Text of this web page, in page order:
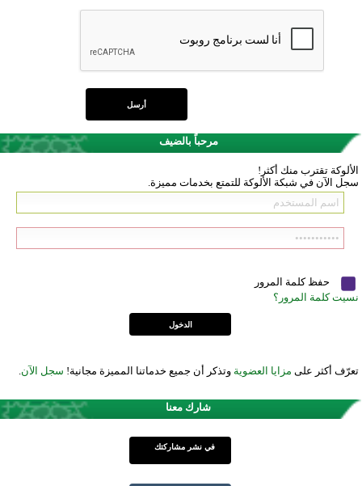
مرحباً بالضيف
الألوكة تقترب منك أكثر!
سجل الآن في شبكة الألوكة للتمتع بخدمات مميزة.
حفظ كلمة المرور
نسيت كلمة المرور؟
تعرّف أكثر على مزايا العضوية وتذكر أن جميع خدماتنا المميزة مجانية! سجل الآن.
شارك معنا
في نشر مشاركتك